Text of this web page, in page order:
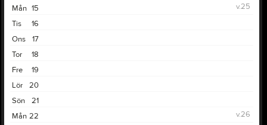
15
Mån
v.25
16
Tis
17
Ons
18
Tor
19
Fre
20
Lör
21
Sön
22
Mån
v.26